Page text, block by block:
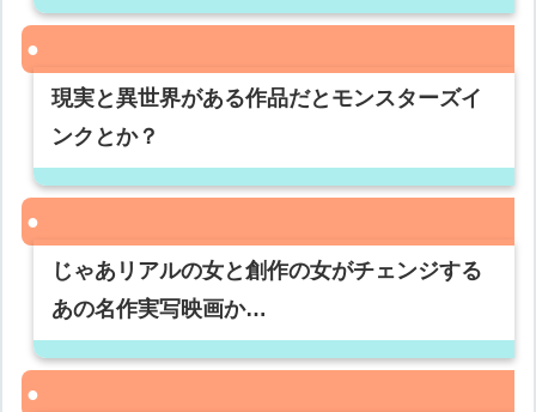
現実と異世界がある作品だとモンスターズイ
ンクとか？
じゃあリアルの女と創作の女がチェンジする
あの名作実写映画か…